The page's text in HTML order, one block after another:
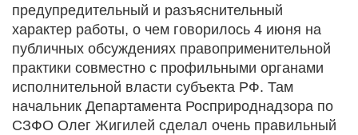
предупредительный и разъяснительный
характер работы, о чем говорилось 4 июня на
публичных обсуждениях правоприменительной
практики совместно с профильными органами
исполнительной власти субъекта РФ. Там
начальник Департамента Росприроднадзора по
СЗФО Олег Жигилей сделал очень правильный